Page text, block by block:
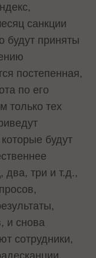
санкции
будут приняты
постепенная,
по его
только тех
будут
два, три и т.д.,
и снова
сотрудники,